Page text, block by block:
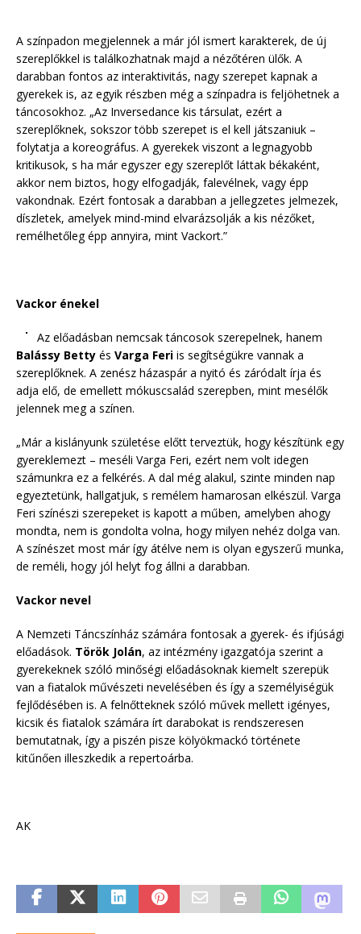
A színpadon megjelennek a már jól ismert karakterek, de új
szereplőkkel is találkozhatnak majd a nézőtéren ülők. A
darabban fontos az interaktivitás, nagy szerepet kapnak a
gyerekek is, az egyik részben még a színpadra is feljöhetnek a
táncosokhoz. „Az Inversedance kis társulat, ezért a
szereplőknek, sokszor több szerepet is el kell játszaniuk –
folytatja a koreográfus. A gyerekek viszont a legnagyobb
kritikusok, s ha már egyszer egy szereplőt láttak békaként,
akkor nem biztos, hogy elfogadják, falevélnek, vagy épp
vakondnak. Ezért fontosak a darabban a jellegzetes jelmezek,
díszletek, amelyek mind-mind elvarázsolják a kis nézőket,
remélhetőleg épp annyira, mint Vackort.”
Vackor énekel
Az előadásban nemcsak táncosok szerepelnek, hanem
Balássy Betty és Varga Feri is segítségükre vannak a
szereplőknek. A zenész házaspár a nyitó és záródalt írja és
adja elő, de emellett mókuscsalád szerepben, mint mesélők
jelennek meg a színen.
„Már a kislányunk születése előtt terveztük, hogy készítünk egy
gyereklemezt – meséli Varga Feri, ezért nem volt idegen
számunkra ez a felkérés. A dal még alakul, szinte minden nap
egyeztetünk, hallgatjuk, s remélem hamarosan elkészül. Varga
Feri színészi szerepeket is kapott a műben, amelyben ahogy
mondta, nem is gondolta volna, hogy milyen nehéz dolga van.
A színészet most már így átélve nem is olyan egyszerű munka,
de reméli, hogy jól helyt fog állni a darabban.
Vackor nevel
A Nemzeti Táncszínház számára fontosak a gyerek- és ifjúsági
előadások. Török Jolán, az intézmény igazgatója szerint a
gyerekeknek szóló minőségi előadásoknak kiemelt szerepük
van a fiatalok művészeti nevelésében és így a személyiségük
fejlődésében is. A felnőtteknek szóló művek mellett igényes,
kicsik és fiatalok számára írt darabokat is rendszeresen
bemutatnak, így a piszén pisze kölyökmackó története
kitűnően illeszkedik a repertoárba.
AK